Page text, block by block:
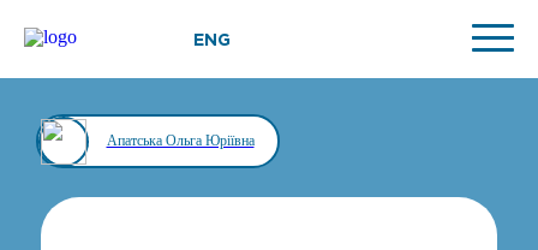
ENG
Апатська Ольга Юріївна